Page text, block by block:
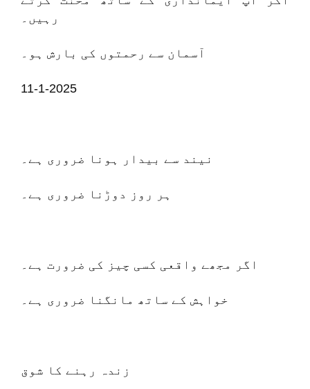
رہیں۔
آسمان سے رحمتوں کی بارش ہو۔
11-1-2025
نیند سے بیدار ہونا ضروری ہے۔
ہر روز دوڑنا ضروری ہے۔
اگر مجھے واقعی کسی چیز کی ضرورت ہے۔
خواہش کے ساتھ مانگنا ضروری ہے۔
زندہ رہنے کا شوق